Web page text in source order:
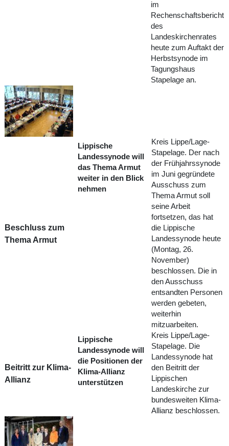
im
Rechenschaftsbericht
des
Landeskirchenrates
heute zum Auftakt der
Herbstsynode im
Tagungshaus
Stapelage an.
Beschluss zum
Thema Armut
Lippische
Landessynode will
das Thema Armut
weiter in den Blick
nehmen
Kreis Lippe/Lage-
Stapelage. Der nach
der Frühjahrssynode
im Juni gegründete
Ausschuss zum
Thema Armut soll
seine Arbeit
fortsetzen, das hat
die Lippische
Landessynode heute
(Montag, 26.
November)
beschlossen. Die in
den Ausschuss
entsandten Personen
werden gebeten,
weiterhin
mitzuarbeiten.
Beitritt zur Klima-
Allianz
Lippische
Landessynode will
die Positionen der
Klima-Allianz
unterstützen
Kreis Lippe/Lage-
Stapelage. Die
Landessynode hat
den Beitritt der
Lippischen
Landeskirche zur
bundesweiten Klima-
Allianz beschlossen.